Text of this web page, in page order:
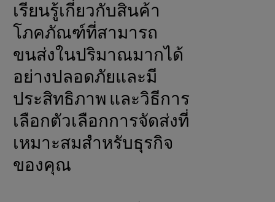
เรียนรู้เกี่ยวกับสินค้า
โภคภัณฑ์ที่สามารถ
ขนส่งในปริมาณมากได้
อย่างปลอดภัยและมี
ประสิทธิภาพ และวิธีการ
เลือกตัวเลือกการจัดส่งที่
เหมาะสมสําหรับธุรกิจ
ของคุณ